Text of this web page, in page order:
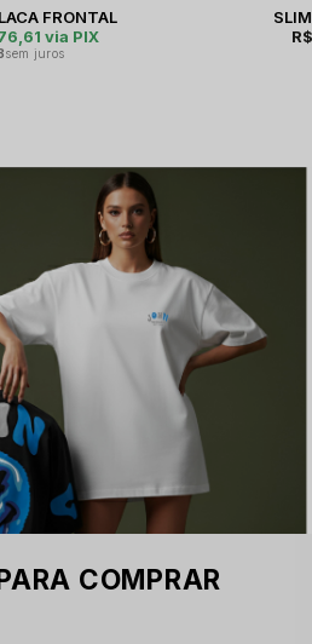
FRONTAL
via PIX
sem juros
COMPRAR